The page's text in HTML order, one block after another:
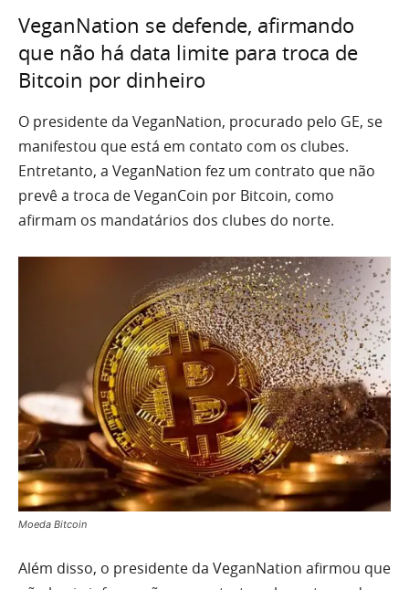
VeganNation se defende, afirmando
que não há data limite para troca de
Bitcoin por dinheiro
O presidente da VeganNation, procurado pelo GE, se
manifestou que está em contato com os clubes.
Entretanto, a VeganNation fez um contrato que não
prevê a troca de VeganCoin por Bitcoin, como
afirmam os mandatários dos clubes do norte.
Moeda Bitcoin
Além disso, o presidente da VeganNation afirmou que